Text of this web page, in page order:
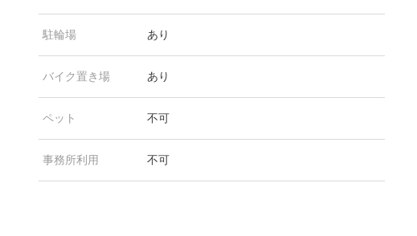
駐輪場 あり
バイク置き場 あり
ペット 不可
事務所利用 不可